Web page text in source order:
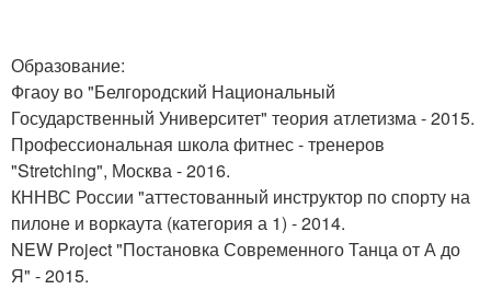
Образование:
Фгаоу во "Белгородский Национальный
Государственный Университет" теория атлетизма - 2015.
Профессиональная школа фитнес - тренеров
"Stretching", Москва - 2016.
КННВС России "аттестованный инструктор по спорту на
пилоне и воркаута (категория а 1) - 2014.
NEW Project "Постановка Современного Танца от А до
Я" - 2015.